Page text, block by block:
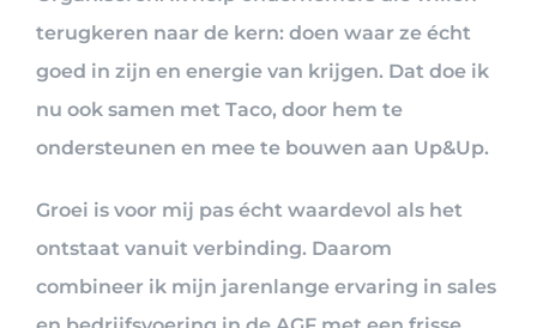
terugkeren naar de kern: doen waar ze écht
goed in zijn en energie van krijgen. Dat doe ik
nu ook samen met Taco, door hem te
ondersteunen en mee te bouwen aan Up&Up.
Groei is voor mij pas écht waardevol als het
ontstaat vanuit verbinding. Daarom
combineer ik mijn jarenlange ervaring in sales